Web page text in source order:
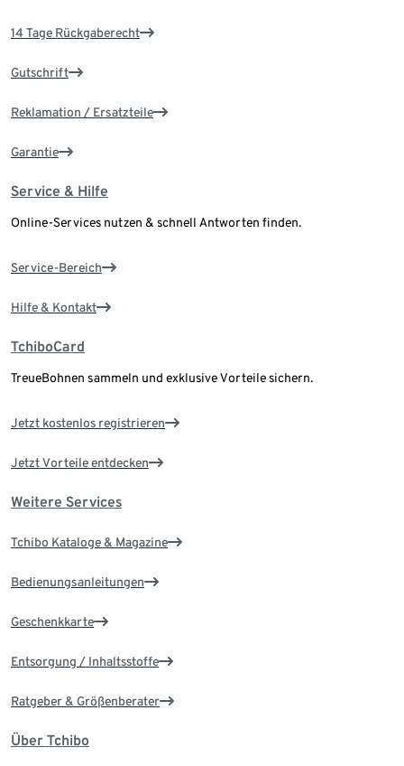
14 Tage Rückgaberecht
Gutschrift
Reklamation / Ersatzteile
Garantie
Service & Hilfe
Online-Services nutzen & schnell Antworten finden.
Service-Bereich
Hilfe & Kontakt
TchiboCard
TreueBohnen sammeln und exklusive Vorteile sichern.
Jetzt kostenlos registrieren
Jetzt Vorteile entdecken
Weitere Services
Tchibo Kataloge & Magazine
Bedienungsanleitungen
Geschenkkarte
Entsorgung / Inhaltsstoffe
Ratgeber & Größenberater
Über Tchibo